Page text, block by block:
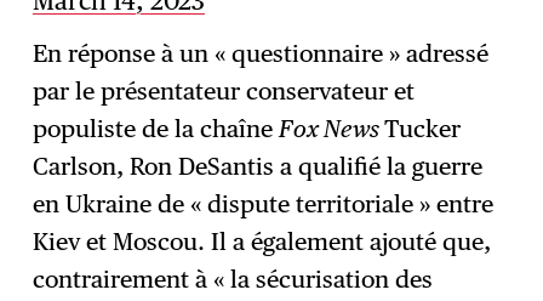
En réponse à un « questionnaire » adressé
par le présentateur conservateur et
populiste de la chaîneFox NewsTucker
Carlson, Ron DeSantis a qualifié la guerre
en Ukraine de « dispute territoriale » entre
Kiev et Moscou. Il a également ajouté que,
contrairement à « la sécurisation des